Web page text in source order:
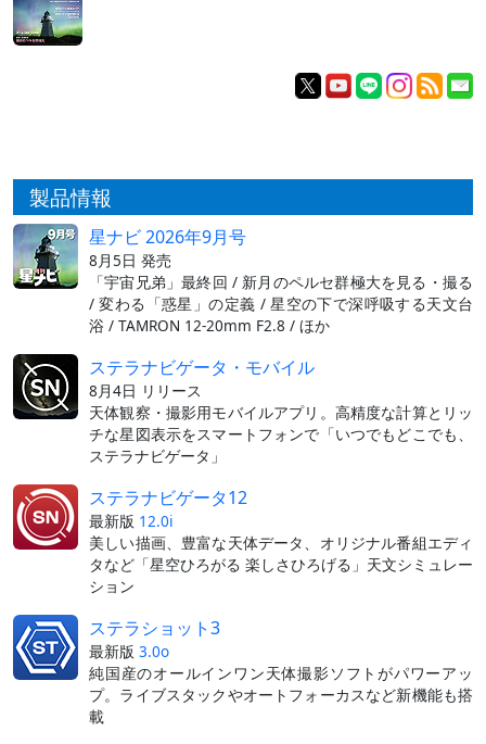
製品情報
星ナビ 2026年9月号
8月5日 発売
「宇宙兄弟」最終回 / 新月のペルセ群極大を見る・撮る
/ 変わる「惑星」の定義 / 星空の下で深呼吸する天文台
浴 / TAMRON 12-20mm F2.8 / ほか
ステラナビゲータ・モバイル
8月4日 リリース
天体観察・撮影用モバイルアプリ。高精度な計算とリッ
チな星図表示をスマートフォンで「いつでもどこでも、
ステラナビゲータ」
ステラナビゲータ12
最新版 12.0i
美しい描画、豊富な天体データ、オリジナル番組エディ
タなど「星空ひろがる 楽しさひろげる」天文シミュレー
ション
ステラショット3
最新版 3.0o
純国産のオールインワン天体撮影ソフトがパワーアッ
プ。ライブスタックやオートフォーカスなど新機能も搭
載